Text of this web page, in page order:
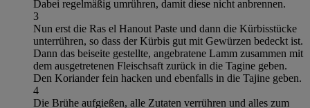
Dabei regelmäßig umrühren, damit diese nicht anbrennen.
3
Nun erst die Ras el Hanout Paste und dann die Kürbisstücke
unterrühren, so dass der Kürbis gut mit Gewürzen bedeckt ist.
Dann das beiseite gestellte, angebratene Lamm zusammen mit
dem ausgetretenen Fleischsaft zurück in die Tagine geben.
Den Koriander fein hacken und ebenfalls in die Tajine geben.
4
Die Brühe aufgießen, alle Zutaten verrühren und alles zum